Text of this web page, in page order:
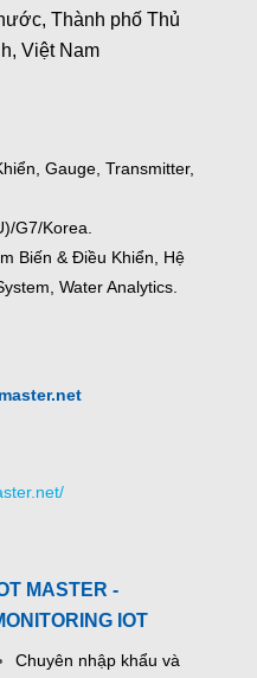
Thành phố Thủ
Việt Nam
Gauge, Transmitter,
G7/Korea.
Biến & Điều Khiển, Hệ
Water Analytics.
MASTER -
IOT
Chuyên nhập khẩu và